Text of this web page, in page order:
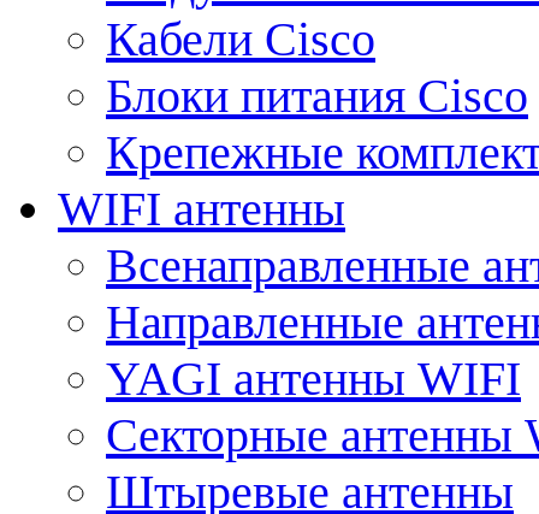
Кабели Cisco
Блоки питания Cisco
Крепежные
WIFI антенны
Всенаправленные
Направленные
YAGI антенны WIFI
Секторные антенны
Штыревые антенны